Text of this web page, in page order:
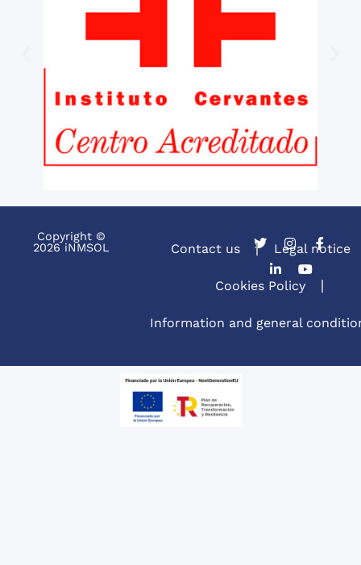
Copyright ©
2026 iNMSOL
Contact us Legal notice
Cookies Policy
Information and general